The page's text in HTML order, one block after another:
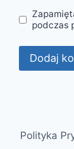
podczas
Polityka